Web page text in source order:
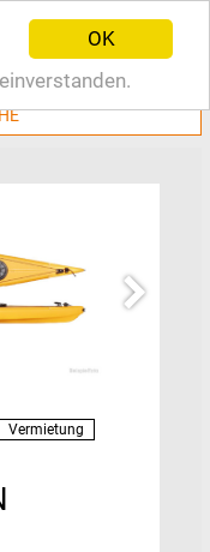
OK
Vermietung